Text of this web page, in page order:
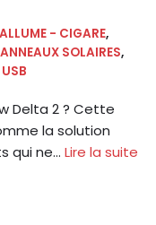
ALLUME - CIGARE,
SOLAIRES,
USB
Delta 2 ? Cette
la solution
qui ne… Lire la suite